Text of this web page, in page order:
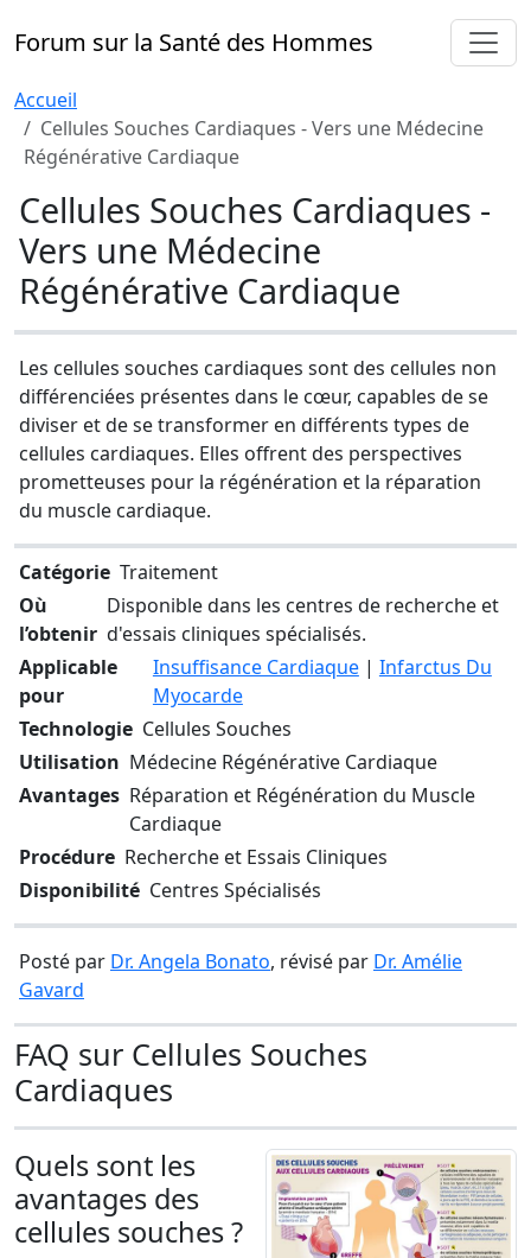
Forum sur la Santé des Hommes
Accueil
Cellules Souches Cardiaques - Vers une Médecine
Régénérative Cardiaque
Cellules Souches Cardiaques -
Vers une Médecine
Régénérative Cardiaque
Les cellules souches cardiaques sont des cellules non
différenciées présentes dans le cœur, capables de se
diviser et de se transformer en différents types de
cellules cardiaques. Elles offrent des perspectives
prometteuses pour la régénération et la réparation
du muscle cardiaque.
Catégorie Traitement
Où
l’obtenir
Disponible dans les centres de recherche et
d'essais cliniques spécialisés.
Applicable
pour
Insuffisance Cardiaque| Infarctus Du
Myocarde
Technologie Cellules Souches
Utilisation Médecine Régénérative Cardiaque
Avantages Réparation et Régénération du Muscle
Cardiaque
Procédure Recherche et Essais Cliniques
Disponibilité Centres Spécialisés
Posté par Dr. Angela Bonato, révisé par Dr. Amélie
Gavard
FAQ sur Cellules Souches
Cardiaques
Quels sont les
avantages des
cellules souches ?